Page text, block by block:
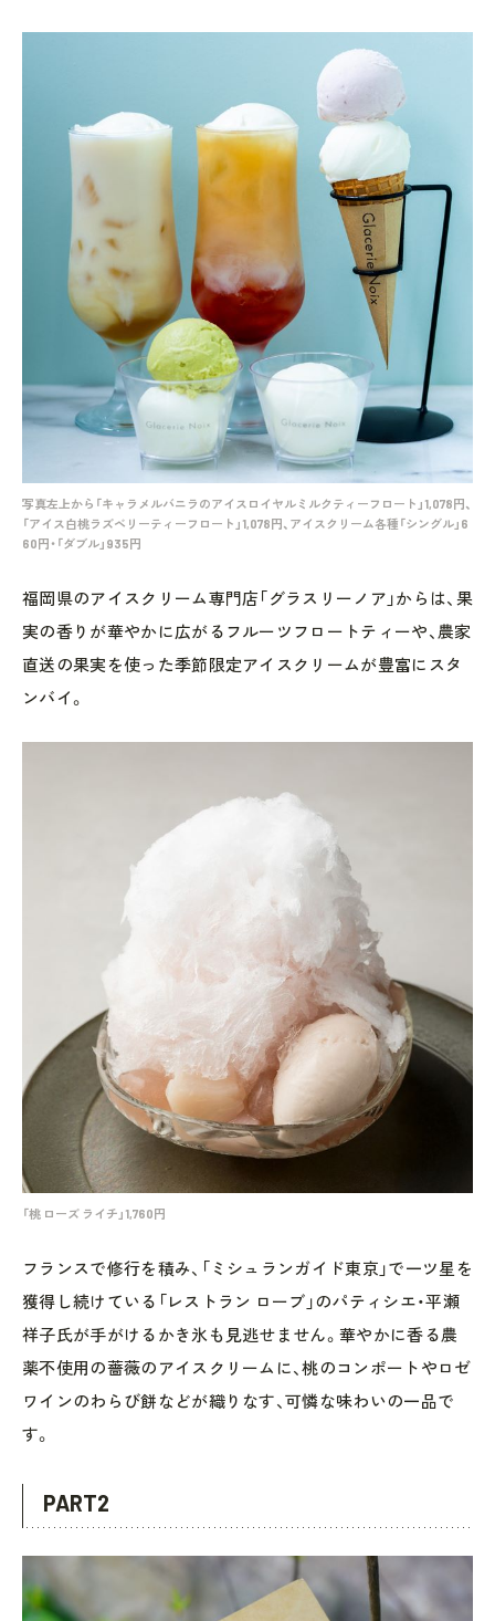
写真左上から「キャラメルバニラのアイスロイヤルミルクティーフロート」1,078円、
「アイス白桃ラズベリーティーフロート」1,078円、アイスクリーム各種「シングル」6
60円・「ダブル」935円
福岡県のアイスクリーム専門店「グラスリーノア」からは、果
実の香りが華やかに広がるフルーツフロートティーや、農家
直送の果実を使った季節限定アイスクリームが豊富にスタ
ンバイ。
「桃 ローズ ライチ」1,760円
フランスで修行を積み、「ミシュランガイド東京」で一ツ星を
獲得し続けている「レストラン ローブ」のパティシエ・平瀬
祥子氏が手がけるかき氷も見逃せません。華やかに香る農
薬不使用の薔薇のアイスクリームに、桃のコンポートやロゼ
ワインのわらび餅などが織りなす、可憐な味わいの一品で
す。
PART2